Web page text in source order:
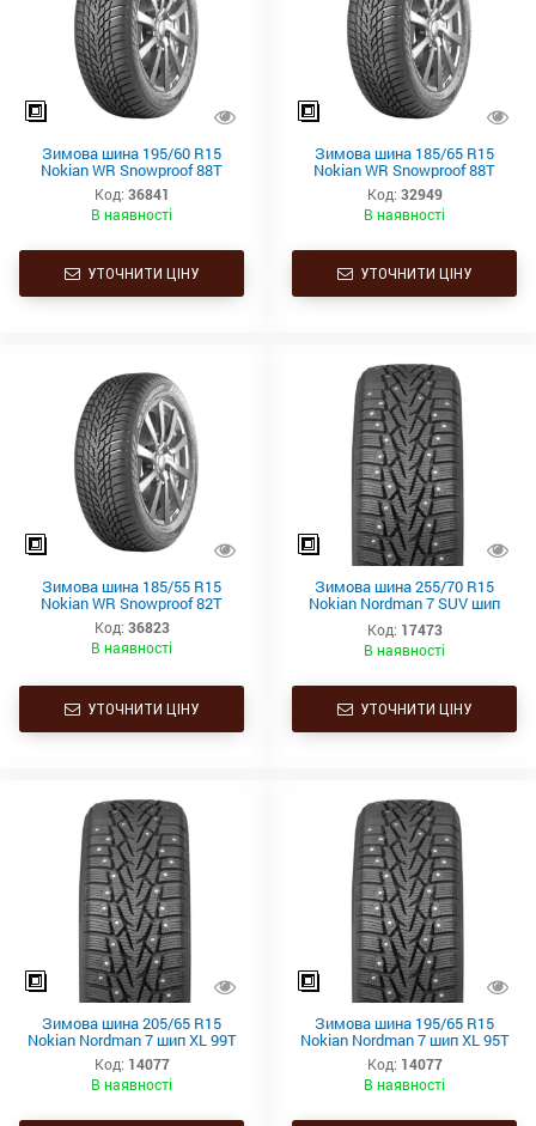
Зимова шина 195/60 R15
Nokian WR Snowproof 88T
Код: 36841
В наявності
УТОЧНИТИ ЦІНУ
Зимова шина 185/65 R15
Nokian WR Snowproof 88T
Код: 32949
В наявності
УТОЧНИТИ ЦІНУ
Зимова шина 185/55 R15
Nokian WR Snowproof 82T
Код: 36823
В наявності
УТОЧНИТИ ЦІНУ
Зимова шина 255/70 R15
Nokian Nordman 7 SUV шип
108T (позашляховик)
Код: 17473
В наявності
УТОЧНИТИ ЦІНУ
Зимова шина 205/65 R15
Nokian Nordman 7 шип XL 99T
Код: 14077
В наявності
Зимова шина 195/65 R15
Nokian Nordman 7 шип XL 95T
Код: 14077
В наявності